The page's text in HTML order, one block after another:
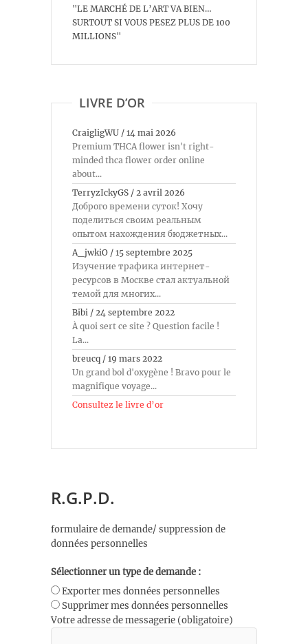
"LE MARCHÉ DE L’ART VA BIEN…
SURTOUT SI VOUS PESEZ PLUS DE 100
MILLIONS"
LIVRE D’OR
CraigligWU / 14 mai 2026
Premium THCA flower isn't right-
minded thca flower order online
about...
TerryzIckyGS / 2 avril 2026
Доброго времени суток! Хочу
поделиться своим реальным
опытом нахождения бюджетных...
A_jwkiO / 15 septembre 2025
Изучение трафика интернет-
ресурсов в Москве стал актуальной
темой для многих...
Bibi / 24 septembre 2022
À quoi sert ce site ? Question facile !
La...
breucq / 19 mars 2022
Un grand bol d'oxygène ! Bravo pour le
magnifique voyage...
Consultez le livre d’or
R.G.P.D.
formulaire de demande/ suppression de
données personnelles
Sélectionner un type de demande :
Exporter mes données personnelles
Supprimer mes données personnelles
Votre adresse de messagerie (obligatoire)